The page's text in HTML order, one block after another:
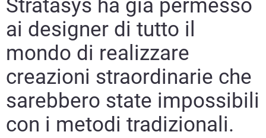
Stratasys ha già permesso
ai designer di tutto il
mondo di realizzare
creazioni straordinarie che
sarebbero state impossibili
con i metodi tradizionali.